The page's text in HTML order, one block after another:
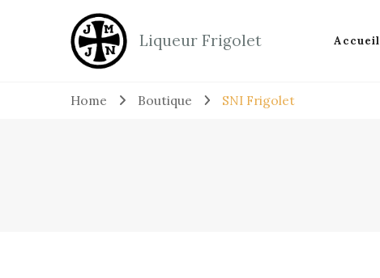
Liqueur Frigolet Accueil
Home Boutique SNI Frigolet